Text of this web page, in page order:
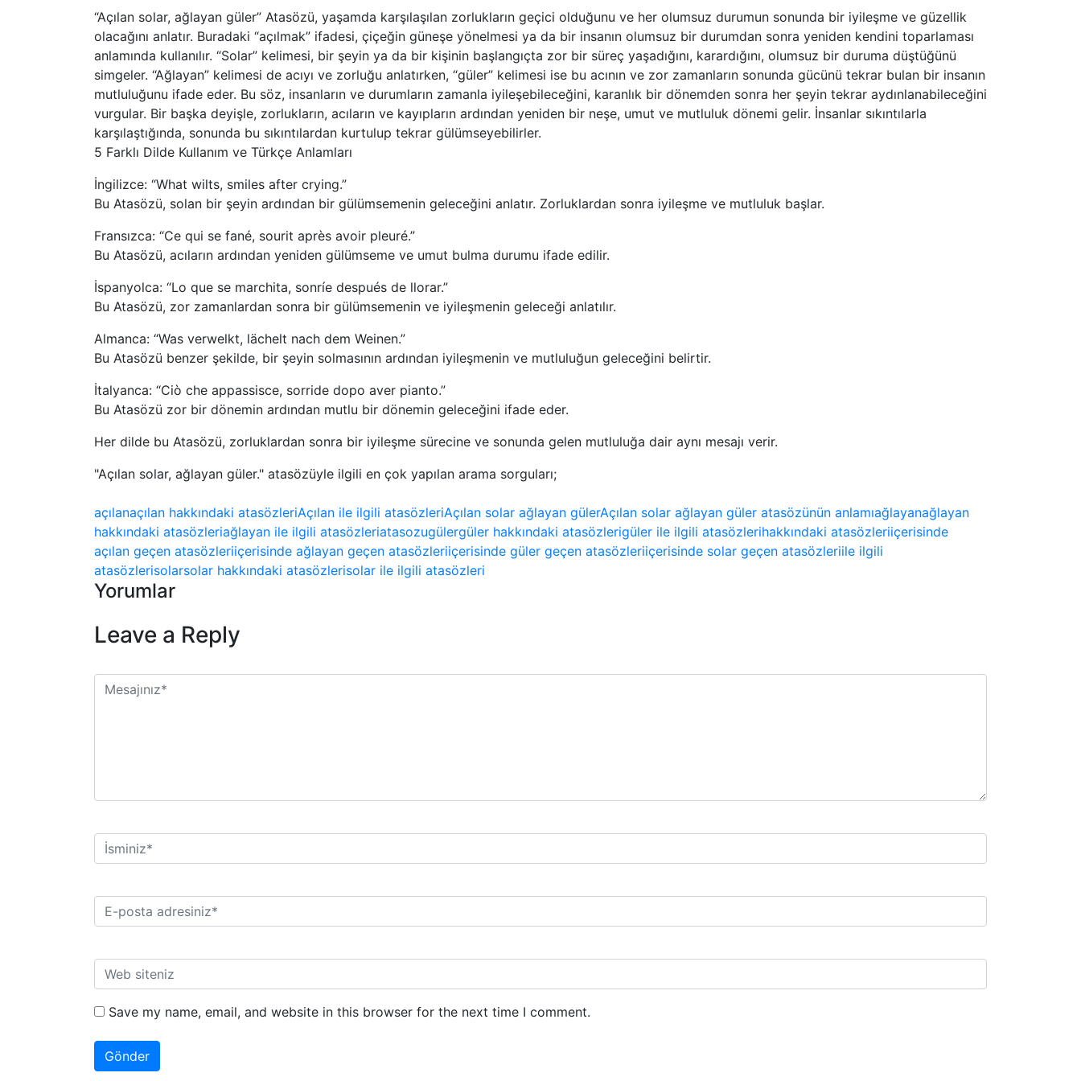
“Açılan solar, ağlayan güler” Atasözü, yaşamda karşılaşılan zorlukların geçici olduğunu ve her olumsuz durumun sonunda bir iyileşme ve güzellik
olacağını anlatır. Buradaki “açılmak” ifadesi, çiçeğin güneşe yönelmesi ya da bir insanın olumsuz bir durumdan sonra yeniden kendini toparlaması
anlamında kullanılır. “Solar” kelimesi, bir şeyin ya da bir kişinin başlangıçta zor bir süreç yaşadığını, karardığını, olumsuz bir duruma düştüğünü
simgeler. “Ağlayan” kelimesi de acıyı ve zorluğu anlatırken, “güler” kelimesi ise bu acının ve zor zamanların sonunda gücünü tekrar bulan bir insanın
mutluluğunu ifade eder. Bu söz, insanların ve durumların zamanla iyileşebileceğini, karanlık bir dönemden sonra her şeyin tekrar aydınlanabileceğini
vurgular. Bir başka deyişle, zorlukların, acıların ve kayıpların ardından yeniden bir neşe, umut ve mutluluk dönemi gelir. İnsanlar sıkıntılarla
karşılaştığında, sonunda bu sıkıntılardan kurtulup tekrar gülümseyebilirler.
5 Farklı Dilde Kullanım ve Türkçe Anlamları
İngilizce: “What wilts, smiles after crying.”
Bu Atasözü, solan bir şeyin ardından bir gülümsemenin geleceğini anlatır. Zorluklardan sonra iyileşme ve mutluluk başlar.
Fransızca: “Ce qui se fané, sourit après avoir pleuré.”
Bu Atasözü, acıların ardından yeniden gülümseme ve umut bulma durumu ifade edilir.
İspanyolca: “Lo que se marchita, sonríe después de llorar.”
Bu Atasözü, zor zamanlardan sonra bir gülümsemenin ve iyileşmenin geleceği anlatılır.
Almanca: “Was verwelkt, lächelt nach dem Weinen.”
Bu Atasözü benzer şekilde, bir şeyin solmasının ardından iyileşmenin ve mutluluğun geleceğini belirtir.
İtalyanca: “Ciò che appassisce, sorride dopo aver pianto.”
Bu Atasözü zor bir dönemin ardından mutlu bir dönemin geleceğini ifade eder.
Her dilde bu Atasözü, zorluklardan sonra bir iyileşme sürecine ve sonunda gelen mutluluğa dair aynı mesajı verir.
"Açılan solar, ağlayan güler." atasözüyle ilgili en çok yapılan arama sorguları;
açılanaçılan hakkındaki atasözleriAçılan ile ilgili atasözleriAçılan solar ağlayan gülerAçılan solar ağlayan güler atasözünün anlamıağlayanağlayan
hakkındaki atasözleriağlayan ile ilgili atasözleriatasozugülergüler hakkındaki atasözlerigüler ile ilgili atasözlerihakkındaki atasözleriiçerisinde
açılan geçen atasözleriiçerisinde ağlayan geçen atasözleriiçerisinde güler geçen atasözleriiçerisinde solar geçen atasözleriile ilgili
atasözlerisolarsolar hakkındaki atasözlerisolar ile ilgili atasözleri
Yorumlar
Leave a Reply
Save my name, email, and website in this browser for the next time I comment.